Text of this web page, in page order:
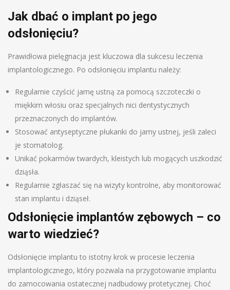
Jak dbać o implant po jego
odsłonięciu?
Prawidłowa pielęgnacja jest kluczowa dla sukcesu leczenia
implantologicznego. Po odsłonięciu implantu należy:
Regularnie czyścić jamę ustną za pomocą szczoteczki o
miękkim włosiu oraz specjalnych nici dentystycznych
przeznaczonych do implantów.
Stosować antyseptyczne płukanki do jamy ustnej, jeśli zaleci
je stomatolog.
Unikać pokarmów twardych, kleistych lub mogących uszkodzić
dziąsła.
Regularnie zgłaszać się na wizyty kontrolne, aby monitorować
stan implantu i dziąseł.
Odsłonięcie implantów zębowych – co
warto wiedzieć?
Odsłonięcie implantu to istotny krok w procesie leczenia
implantologicznego, który pozwala na przygotowanie implantu
do zamocowania ostatecznej nadbudowy protetycznej. Choć